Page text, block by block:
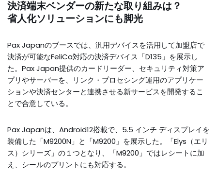
決済端末ベンダーの新たな取り組みは？
省人化ソリューションにも脚光
Pax Japanのブースでは、汎用デバイスを活用して加盟店で
決済が可能なFeliCa対応の決済デバイス「D135」を展示し
た。Pax Japan提供のカードリーダー、セキュリティ対策ア
プリやサーバーを、リンク・プロセシング運用のアプリケー
ションや決済センターと連携させる新サービスを開発するこ
とで合意している。
Pax Japanは、Android12搭載で、5.5 インチ ディスプレイを
装備した「M9200N」と「M9200」を展示した。「Elys（エリ
ス）シリーズ」の１つとなり、「M9200」ではレシートに加
え、シールのプリントにも対応する。